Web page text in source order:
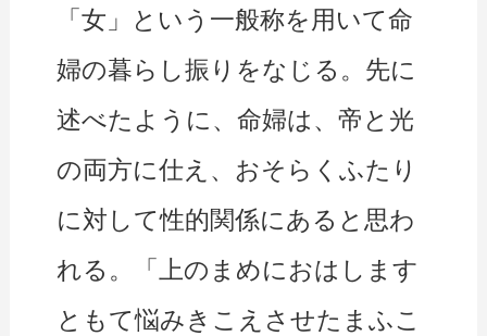
「女」という一般称を用いて命
婦の暮らし振りをなじる。先に
述べたように、命婦は、帝と光
の両方に仕え、おそらくふたり
に対して性的関係にあると思わ
れる。「上のまめにおはします
ともて悩みきこえさせたまふこ